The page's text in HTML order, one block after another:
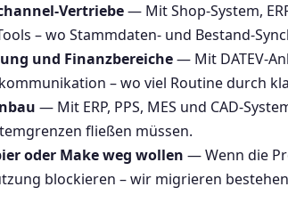
Vertriebe— Mit Shop-System,
– wo Stammdaten- und Bestand-
und Finanzbereiche— Mit DATEV-
– wo viel Routine durch
— Mit ERP, PPS, MES und CAD-
fließen müssen.
oder Make weg wollen — Wenn die
blockieren – wir migrieren